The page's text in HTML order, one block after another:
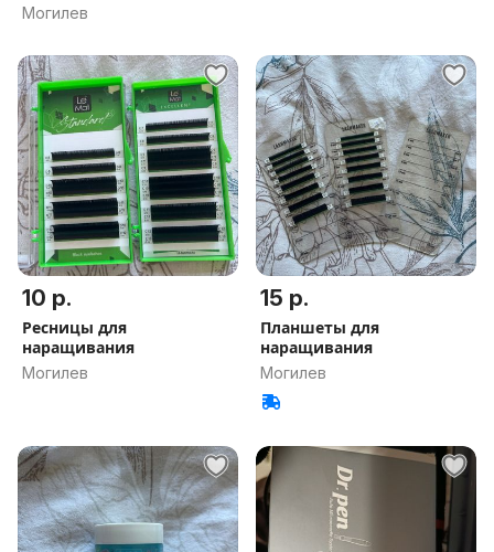
Могилев
10 р.
Ресницы для
наращивания
Могилев
15 р.
Планшеты для
наращивания
Могилев